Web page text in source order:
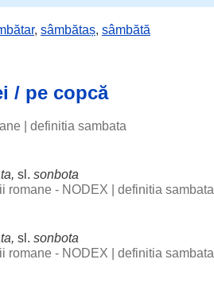
, sâmbătaș, sâmbătă
/ pe copcă
definitia sambata
sl. sonbota
romane - NODEX
definitia sambata
sl. sonbota
romane - NODEX
definitia sambata